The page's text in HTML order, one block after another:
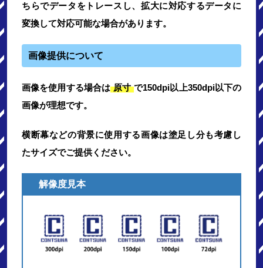
ちらでデータをトレースし、拡大に対応するデータに
変換して対応可能な場合があります。
画像提供について
画像を使用する場合は 原寸 で150dpi以上350dpi以下の
画像が理想です。
横断幕などの背景に使用する画像は塗足し分も考慮し
たサイズでご提供ください。
解像度見本